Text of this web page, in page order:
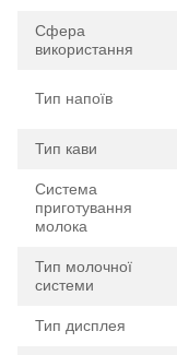
Сфера
використання
Тип напоїв
Тип кави
Система
приготування
молока
Тип молочної
системи
Тип дисплея